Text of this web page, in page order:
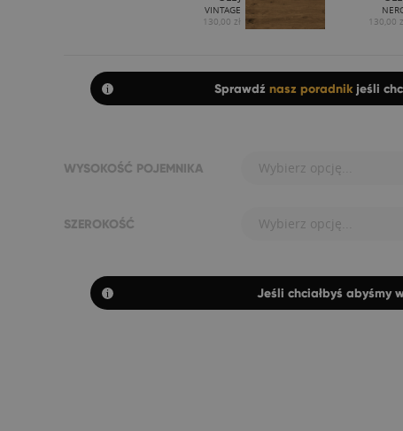
VINTAGE
130,00 zł
130,00
Sprawdź nasz poradnik jeśli
WYSOKOŚĆ POJEMNIKA Wybierz opcję...
SZEROKOŚĆ Wybierz opcję...
Jeśli chciałbyś abyśmy